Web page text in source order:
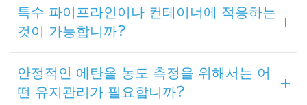
특수 파이프라인이나 컨테이너에 적응하는
것이 가능합니까?
안정적인 에탄올 농도 측정을 위해서는 어
떤 유지관리가 필요합니까?